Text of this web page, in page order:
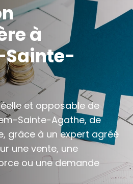
à
Sainte-
et opposable de
Sainte-Agathe, de
grâce à un expert agréé
une vente, une
ou une demande